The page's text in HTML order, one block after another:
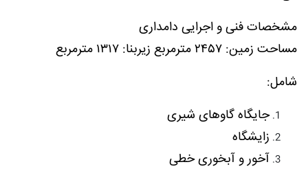
مشخصات فنی و اجرایی دامداری
مساحت زمین: ۲۴۵۷ مترمربع زیربنا: ۱۳۱۷ مترمربع
شامل:
جایگاه گاوهای شیری
زایشگاه
آخور و آبخوری خطی